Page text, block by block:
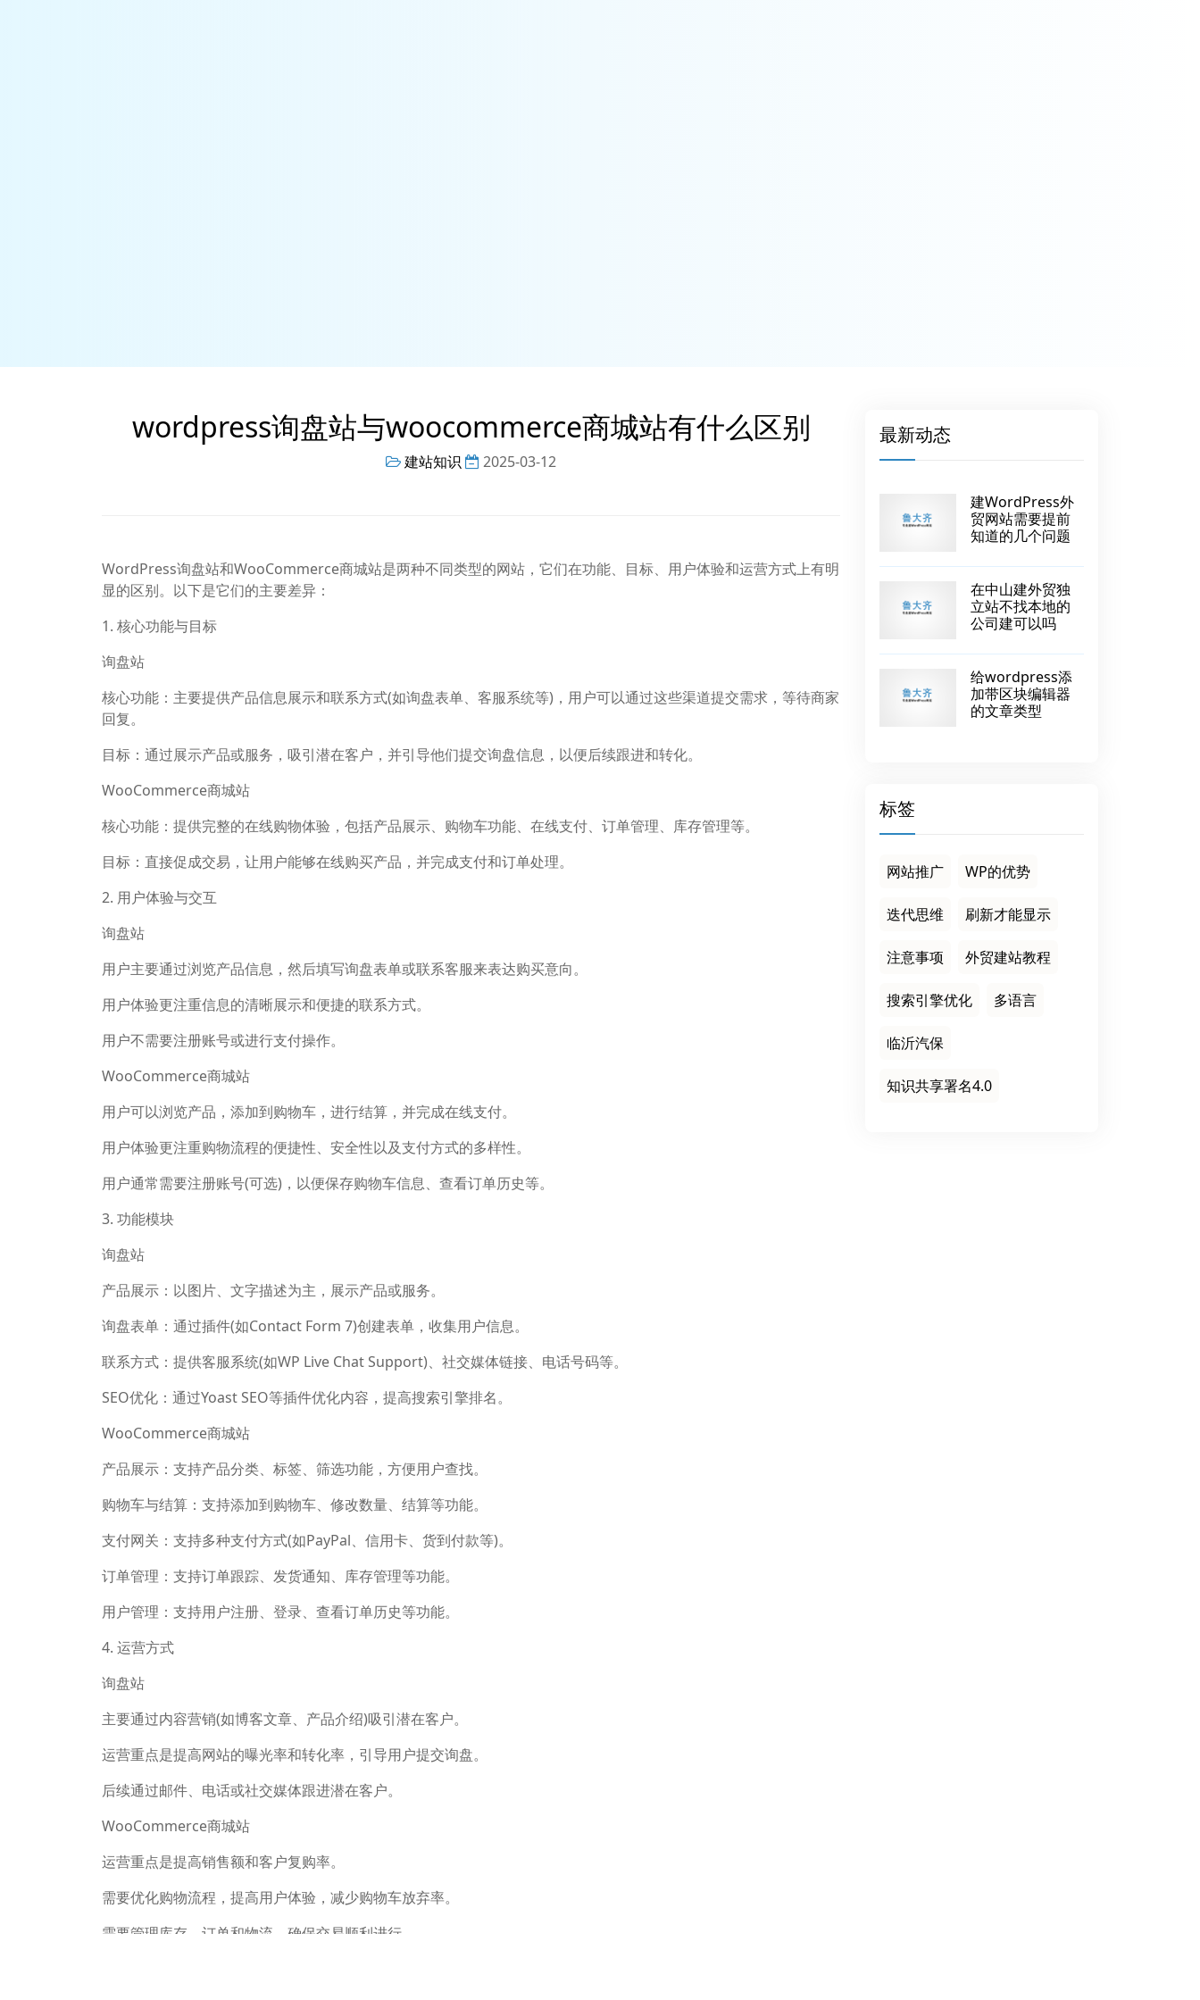
wordpress询盘站与woocommerce商城站有什么区别
建站知识 2025-03-12
WordPress询盘站和WooCommerce商城站是两种不同类型的网站，它们在功能、目标、用户体验和运营方式上有明
显的区别。以下是它们的主要差异：
1. 核心功能与目标
询盘站
核心功能：主要提供产品信息展示和联系方式(如询盘表单、客服系统等)，用户可以通过这些渠道提交需求，等待商家
回复。
目标：通过展示产品或服务，吸引潜在客户，并引导他们提交询盘信息，以便后续跟进和转化。
WooCommerce商城站
核心功能：提供完整的在线购物体验，包括产品展示、购物车功能、在线支付、订单管理、库存管理等。
目标：直接促成交易，让用户能够在线购买产品，并完成支付和订单处理。
2. 用户体验与交互
询盘站
用户主要通过浏览产品信息，然后填写询盘表单或联系客服来表达购买意向。
用户体验更注重信息的清晰展示和便捷的联系方式。
用户不需要注册账号或进行支付操作。
WooCommerce商城站
用户可以浏览产品，添加到购物车，进行结算，并完成在线支付。
用户体验更注重购物流程的便捷性、安全性以及支付方式的多样性。
用户通常需要注册账号(可选)，以便保存购物车信息、查看订单历史等。
3. 功能模块
询盘站
产品展示：以图片、文字描述为主，展示产品或服务。
询盘表单：通过插件(如Contact Form 7)创建表单，收集用户信息。
联系方式：提供客服系统(如WP Live Chat Support)、社交媒体链接、电话号码等。
SEO优化：通过Yoast SEO等插件优化内容，提高搜索引擎排名。
WooCommerce商城站
产品展示：支持产品分类、标签、筛选功能，方便用户查找。
购物车与结算：支持添加到购物车、修改数量、结算等功能。
支付网关：支持多种支付方式(如PayPal、信用卡、货到付款等)。
订单管理：支持订单跟踪、发货通知、库存管理等功能。
用户管理：支持用户注册、登录、查看订单历史等功能。
4. 运营方式
询盘站
主要通过内容营销(如博客文章、产品介绍)吸引潜在客户。
运营重点是提高网站的曝光率和转化率，引导用户提交询盘。
后续通过邮件、电话或社交媒体跟进潜在客户。
WooCommerce商城站
运营重点是提高销售额和客户复购率。
需要优化购物流程，提高用户体验，减少购物车放弃率。
需要管理库存、订单和物流，确保交易顺利进行。
最新动态
建WordPress外
贸网站需要提前
知道的几个问题
在中山建外贸独
立站不找本地的
公司建可以吗
给wordpress添
加带区块编辑器
的文章类型
标签
网站推广 WP的优势
迭代思维 刷新才能显示
注意事项 外贸建站教程
搜索引擎优化 多语言
临沂汽保
知识共享署名4.0